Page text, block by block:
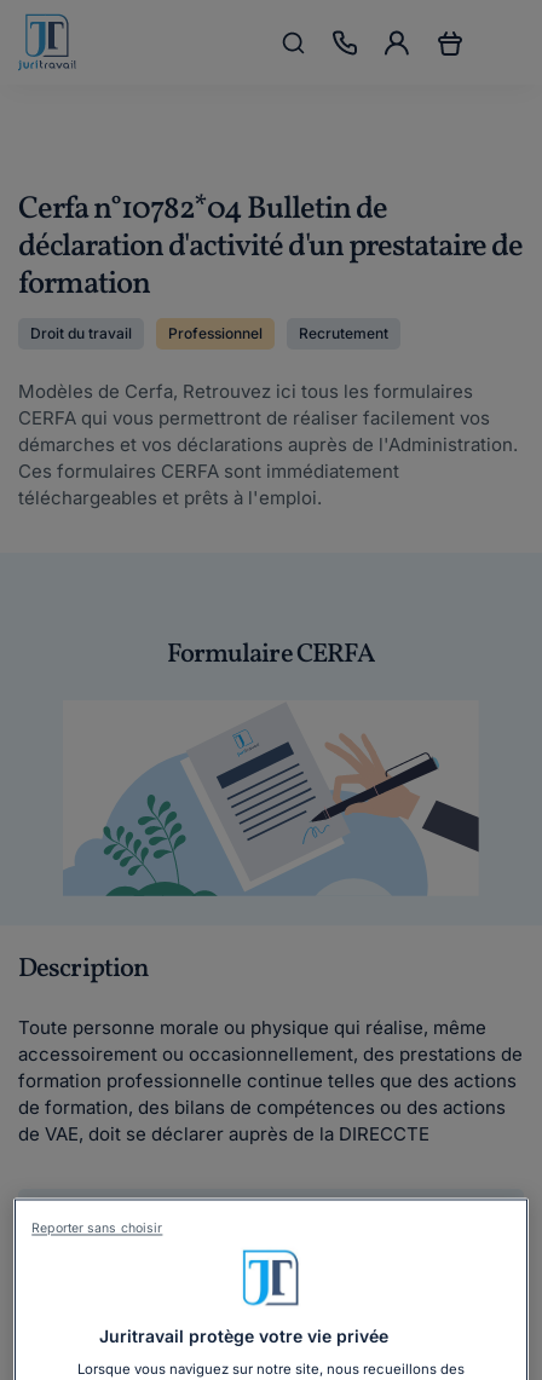
Formulaire CERFA
Cerfa n°10782*04 Bulletin de
déclaration d'activité d'un prestataire de
formation
Droit du travail Professionnel Recrutement
Modèles de Cerfa, Retrouvez ici tous les formulaires
CERFA qui vous permettront de réaliser facilement vos
démarches et vos déclarations auprès de l'Administration.
Ces formulaires CERFA sont immédiatement
téléchargeables et prêts à l'emploi.
Description
Toute personne morale ou physique qui réalise, même
accessoirement ou occasionnellement, des prestations de
formation professionnelle continue telles que des actions
de formation, des bilans de compétences ou des actions
de VAE, doit se déclarer auprès de la DIRECCTE
Juritravail protège votre vie privée
Lorsque vous naviguez sur notre site, nous recueillons des
Reporter sans choisir